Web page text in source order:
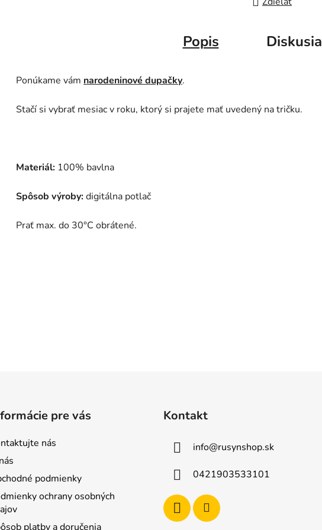
Popis Diskusia
Ponúkame vám narodeninové dupačky.
Stačí si vybrať mesiac v roku, ktorý si prajete mať uvedený na tričku.
Materiál: 100% bavlna
Spôsob výroby:digitálna potlač
Prať max. do 30°C obrátené.
pre vás
nás
podmienky
ochrany osobných
platby a doručenia
Kontakt
info@rusynshop.sk
0421903533101